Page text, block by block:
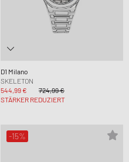
D1 Milano
SKELETON
544,99 €
724,99 €
STÄRKER REDUZIERT
-15%